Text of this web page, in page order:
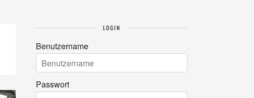
LOGIN
Benutzername
Passwort